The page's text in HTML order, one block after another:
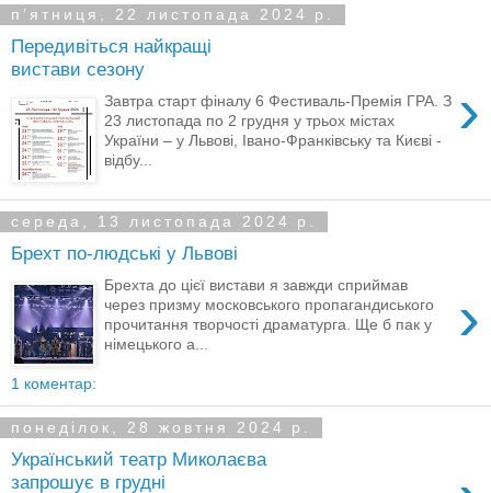
пʼятниця, 22 листопада 2024 р.
Передивіться найкращі
вистави сезону
›
Завтра старт фіналу 6 Фестиваль-Премія ГРА. З
23 листопада по 2 грудня у трьох містах
України – у Львові, Івано-Франківську та Києві -
відбу...
середа, 13 листопада 2024 р.
Брехт по-людські у Львові
›
Брехта до цієї вистави я завжди сприймав
через призму московського пропагандиського
прочитання творчості драматурга. Ще б пак у
німецького а...
1 коментар:
понеділок, 28 жовтня 2024 р.
Український театр Миколаєва
запрошує в грудні